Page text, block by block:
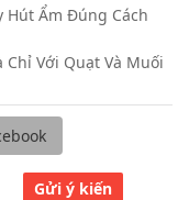
Hút Ẩm Đúng Cách
Chỉ Với Quạt Và Muối
Gửi ý kiến